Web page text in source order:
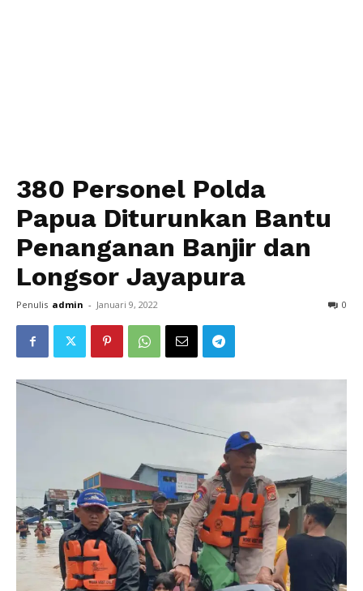
380 Personel Polda
Papua Diturunkan Bantu
Penanganan Banjir dan
Longsor Jayapura
Penulis admin - Januari 9, 2022 0